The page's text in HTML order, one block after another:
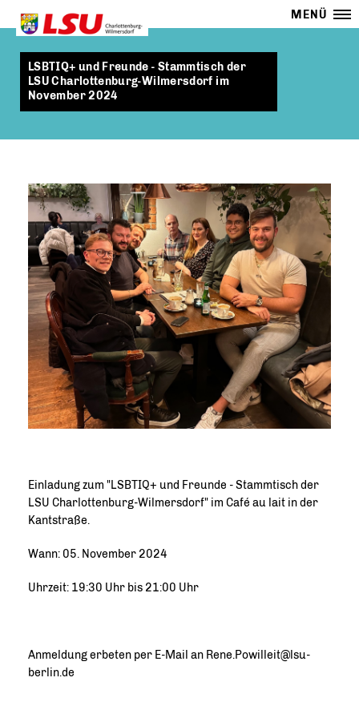
MENÜ
LSBTIQ+ und Freunde - Stammtisch der
LSU Charlottenburg-Wilmersdorf im
November 2024
Einladung zum "LSBTIQ+ und Freunde - Stammtisch der
LSU Charlottenburg-Wilmersdorf" im Café au lait in der
Kantstraße.
Wann: 05. November 2024
Uhrzeit: 19:30 Uhr bis 21:00 Uhr
Anmeldung erbeten per E-Mail an Rene.Powilleit@lsu-
berlin.de